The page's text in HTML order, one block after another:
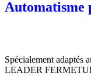
Automatisme
Spécialement adaptés
LEADER